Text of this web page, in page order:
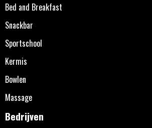
Bed and Breakfast
Snackbar
Sportschool
Kermis
Bowlen
Massage
Bedrijven